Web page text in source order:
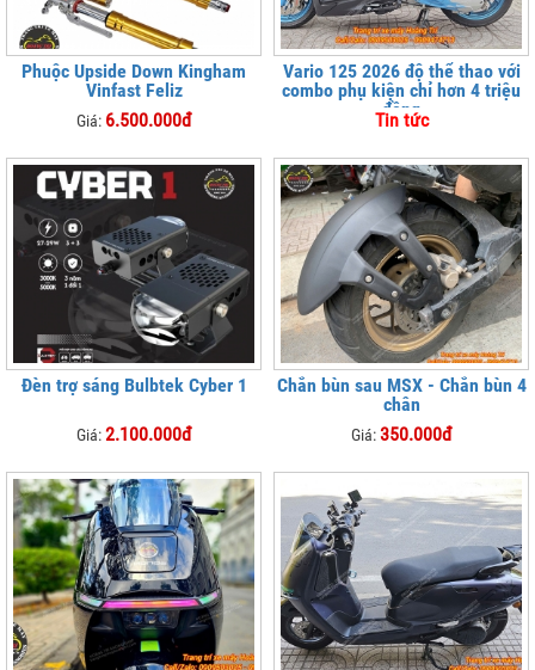
Phuộc Upside Down Kingham
Vinfast Feliz
Giá: 6.500.000đ
Vario 125 2026 độ thể thao với
combo phụ kiện chỉ hơn 4 triệu
đồng
Tin tức
Đèn trợ sáng Bulbtek Cyber 1
Giá:2.100.000đ
Chắn bùn sau MSX - Chắn bùn 4
chân
Giá:350.000đ